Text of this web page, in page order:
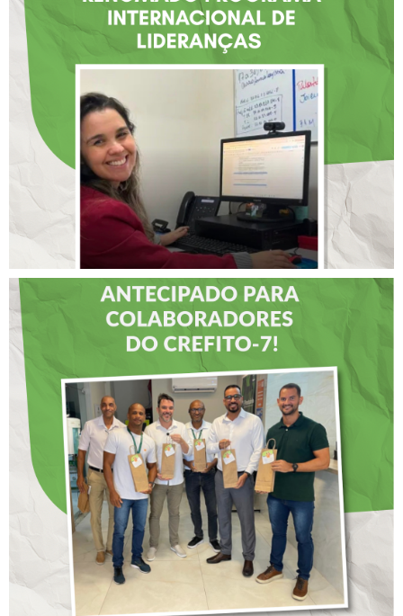
FISIOTERAPEUTA COM
ATUAÇÃO NA BAHIA É
SELECIONADA EM
RENOMADO PROGRAMA
INTERNACIONAL DE
LIDERANÇAS
DIA DOS PAIS É
ANTECIPADO PARA
COLABORADORES DO
CREFITO-7